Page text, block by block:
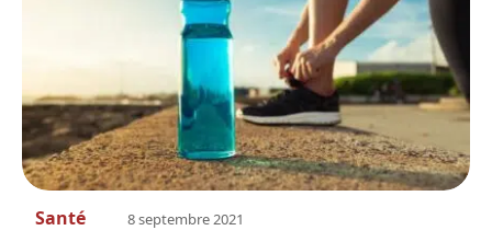
Santé 8 septembre 2021